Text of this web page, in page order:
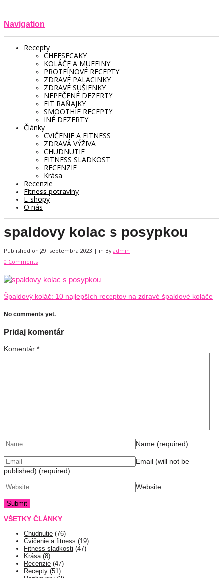
Navigation
Recepty
CHEESECAKY
KOLÁČE A MUFFINY
PROTEÍNOVÉ RECEPTY
ZDRAVÉ PALACINKY
ZDRAVÉ SUŠIENKY
NEPEČENÉ DEZERTY
FIT RAŇAJKY
SMOOTHIE RECEPTY
INÉ DEZERTY
Články
CVIČENIE A FITNESS
ZDRAVÁ VÝŽIVA
CHUDNUTIE
FITNESS SLADKOSTI
RECENZIE
Krása
Recenzie
Fitness potraviny
E-shopy
O nás
spaldovy kolac s posypkou
Published on 29. septembra 2023 | in By admin |
0 Comments
Špaldový koláč: 10 najlepších receptov na zdravé špaldové koláče
No comments yet.
Pridaj komentár
Komentár *
Name (required)
Email (will not be
published) (required)
Website
VŠETKY ČLÁNKY
Chudnutie (76)
Cvičenie a fitness (19)
Fitness sladkosti (47)
Krása(8)
Recenzie (47)
Recepty (51)